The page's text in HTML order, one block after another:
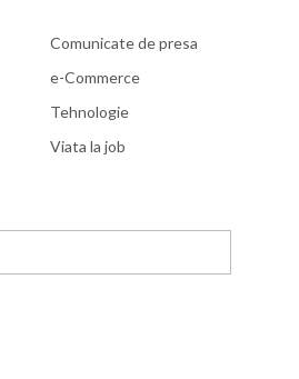
Comunicate de presa
e-Commerce
Tehnologie
Viata la job